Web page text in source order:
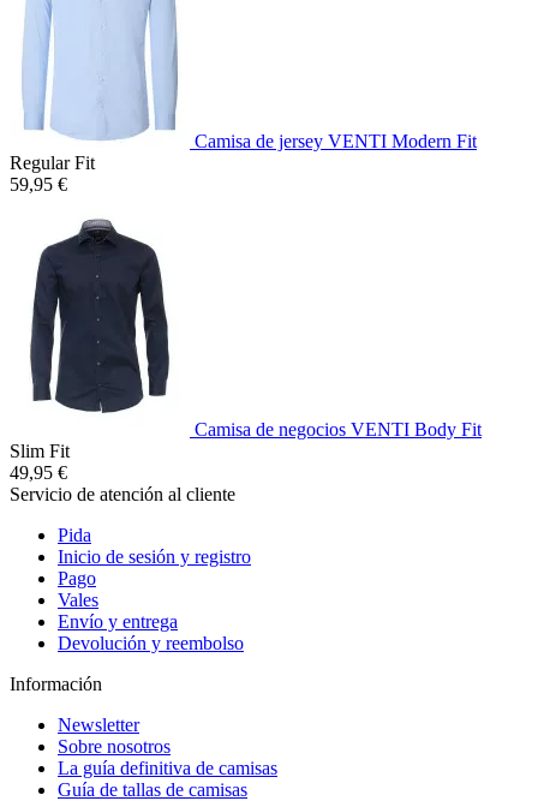
Camisa de jersey VENTI Modern Fit
Regular Fit
59,95 €
Camisa de negocios VENTI Body Fit
Slim Fit
49,95 €
Servicio de atención al cliente
Pida
Inicio de sesión y registro
Pago
Vales
Envío y entrega
Devolución y reembolso
Información
Newsletter
Sobre nosotros
La guía definitiva de camisas
Guía de tallas de camisas